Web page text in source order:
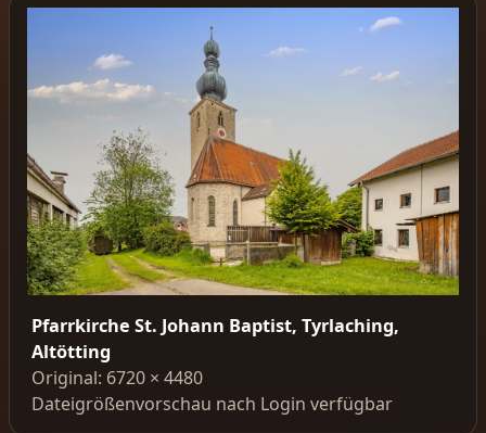
Pfarrkirche St. Johann Baptist, Tyrlaching,
Altötting
Original: 6720 × 4480
Dateigrößenvorschau nach Login verfügbar